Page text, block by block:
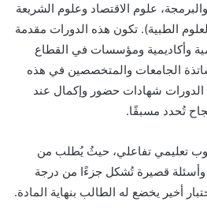
علوم الاقتصاد وعلوم الشريعة
الطبية). تكون هذه الدورات مقدمة
وأكاديمية ومؤسسات في القطاع
الجامعات والمتخصصين في هذه
الدورات شهادات حضور وإكمال عند
تُحدد مسبقًا.
تعليمي تفاعلي، حيثُ يُطلب من
وأسئلة قصيرة تُشكل جزءًا من درجة
أخير يخضع له الطالب بنهاية المادة.